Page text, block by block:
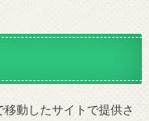
動したサイトで提供さ